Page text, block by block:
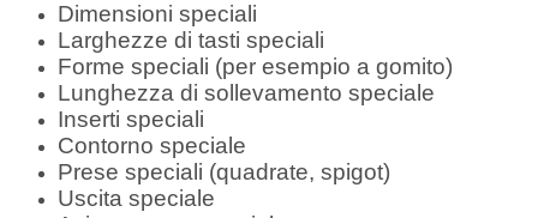
Dimensioni speciali
Larghezze di tasti speciali
Forme speciali (per esempio a gomito)
Lunghezza di sollevamento speciale
Inserti speciali
Contorno speciale
Prese speciali (quadrate, spigot)
Uscita speciale